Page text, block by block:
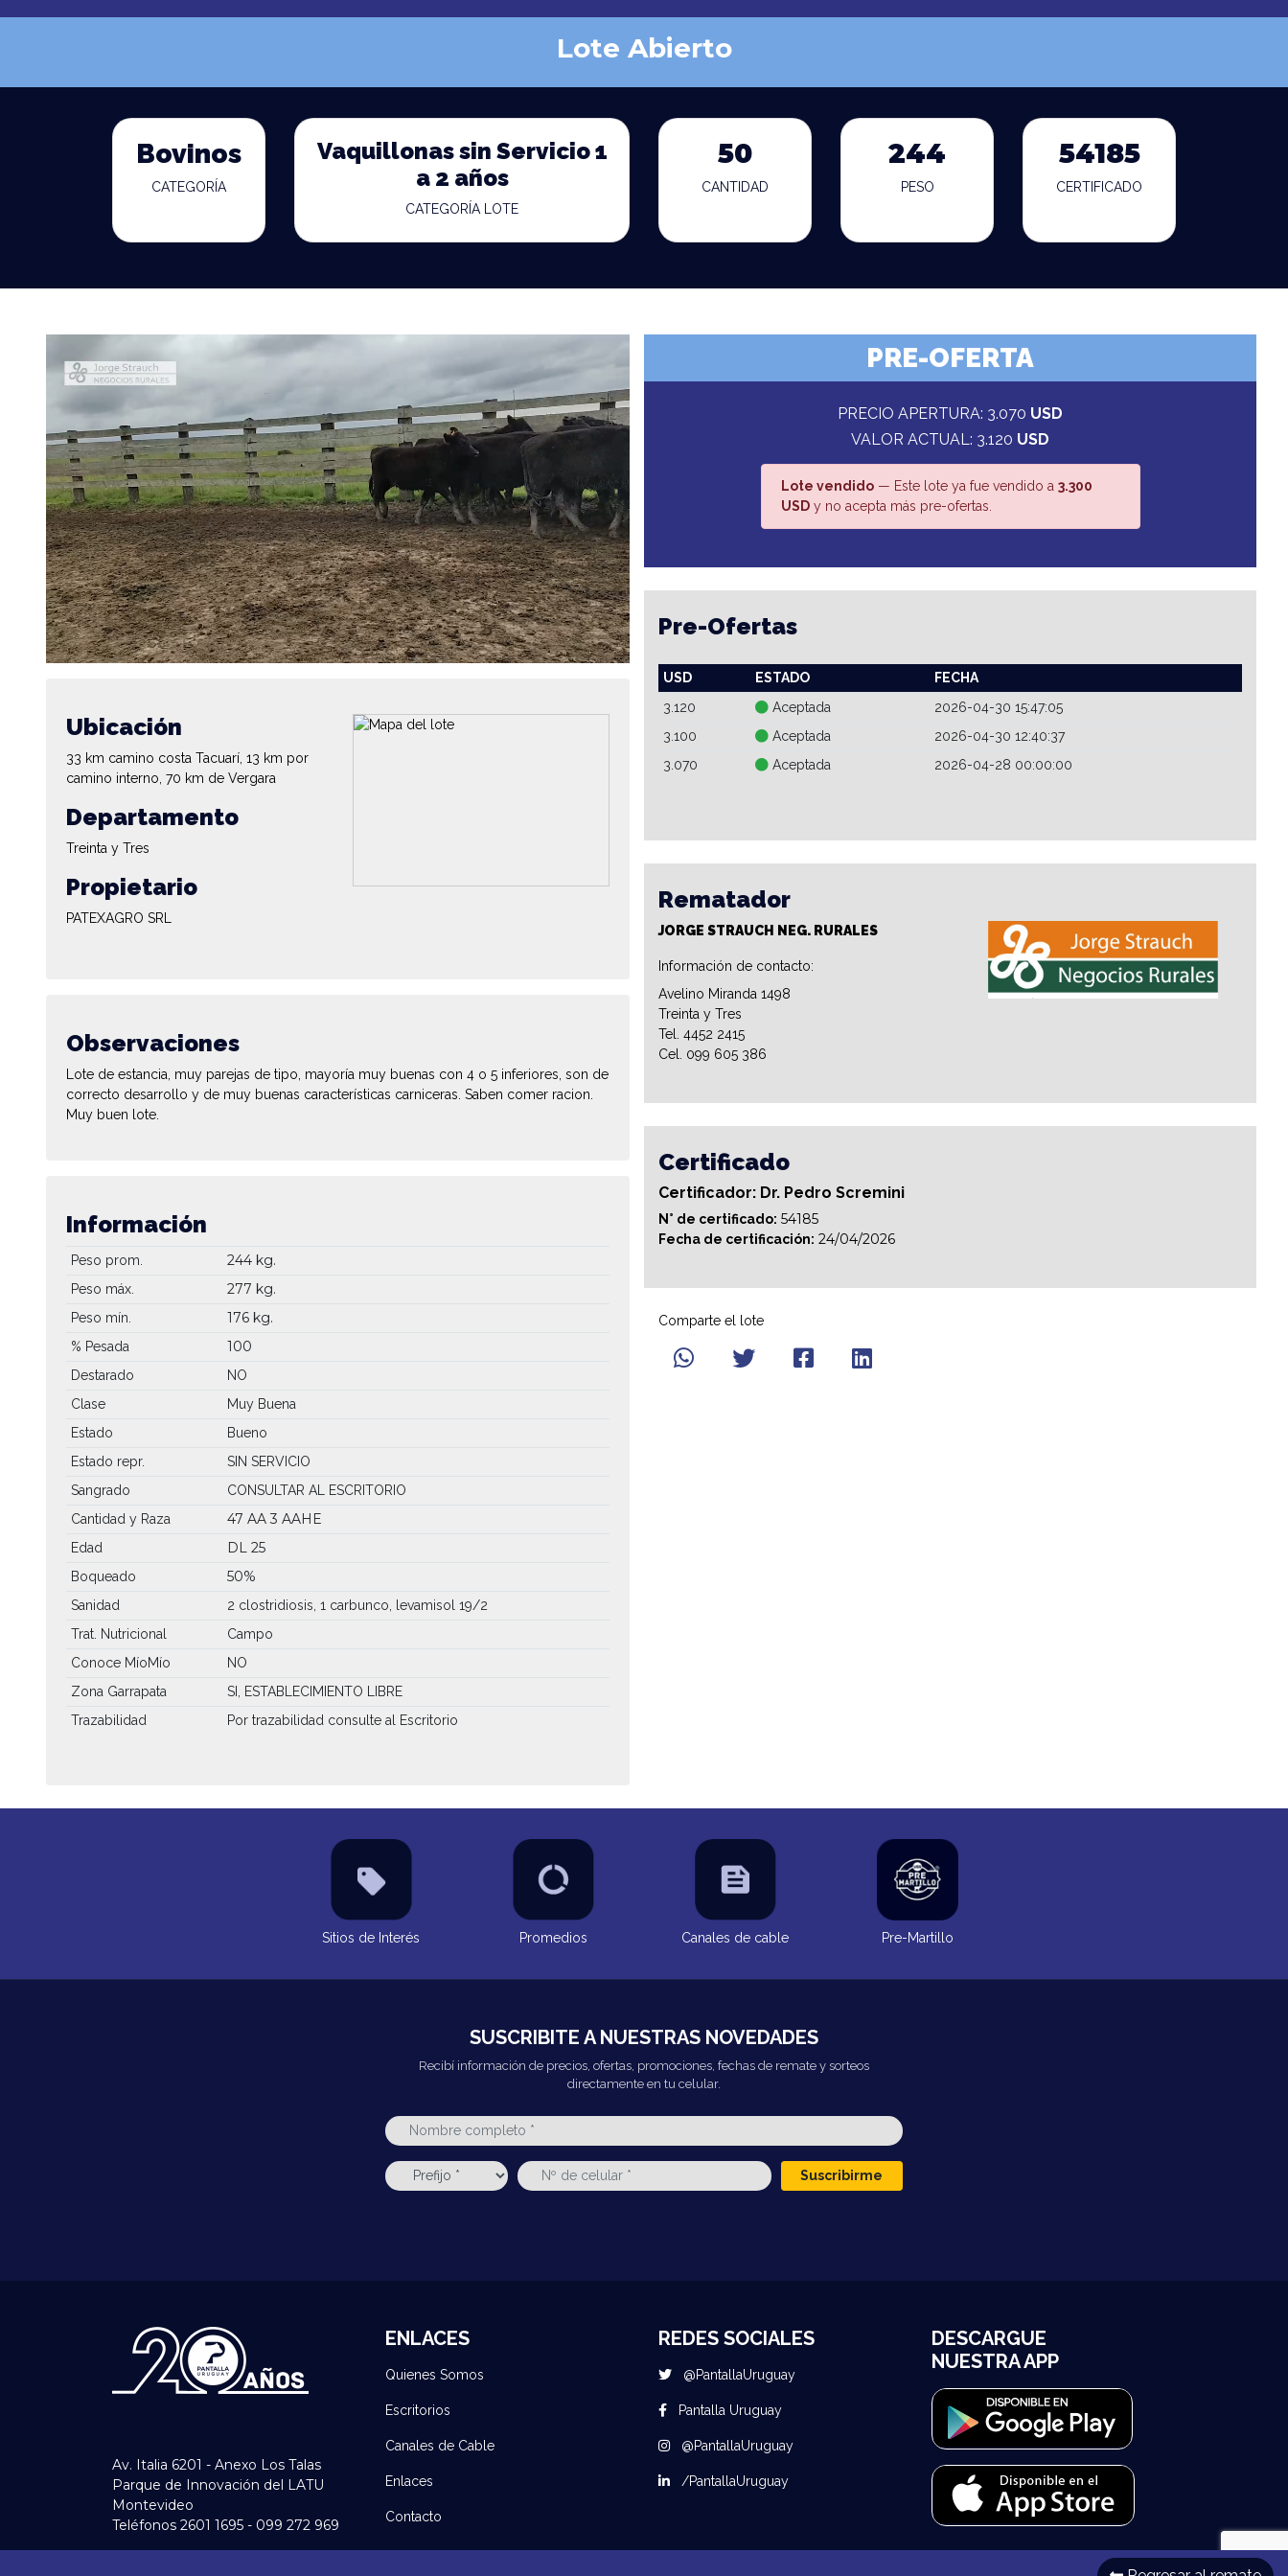
Lote Abierto
Bovinos
CATEGORÍA
Vaquillonas sin Servicio 1
a 2 años
CATEGORÍA LOTE
50
CANTIDAD
244
PESO
54185
CERTIFICADO
Ubicación
33 km camino costa Tacuarí, 13 km por
camino interno, 70 km de Vergara
Departamento
Treinta y Tres
Propietario
PATEXAGRO SRL
Observaciones
Lote de estancia, muy parejas de tipo, mayoría muy buenas con 4 o 5 inferiores, son de
correcto desarrollo y de muy buenas características carniceras. Saben comer racion.
Muy buen lote.
Información
Peso prom. 244 kg.
Peso máx. 277 kg.
Peso mín. 176 kg.
% Pesada 100
Destarado
NO
Clase
Muy Buena
Estado
Bueno
Estado repr.
SIN SERVICIO
Sangrado
CONSULTAR AL ESCRITORIO
Cantidad y Raza
47 AA 3 AAHE
Edad DL 25
Boqueado 50%
Sanidad
2 clostridiosis, 1 carbunco, levamisol 19/2
Trat. Nutricional
Campo
Conoce MíoMío
NO
Zona Garrapata
SI, ESTABLECIMIENTO LIBRE
Trazabilidad
Por trazabilidad consulte al Escritorio
PRE-OFERTA
PRECIO APERTURA: 3.070 USD
VALOR ACTUAL: 3.120 USD
Lote vendido— Este lote ya fue vendido a 3.300
USDy no acepta más pre-ofertas.
Pre-Ofertas
USD ESTADO
FECHA
3.120
Aceptada
2026-04-30 15:47:05
3.100
Aceptada
2026-04-30 12:40:37
3.070
Aceptada 2026-04-28 00:00:00
Rematador
JORGE STRAUCH NEG. RURALES
Información de contacto:
Avelino Miranda 1498
Treinta y Tres
Tel. 4452 2415
Cel. 099 605 386
Certificado
Certificador: Dr. Pedro Scremini
N° de certificado: 54185
Fecha de certificación: 24/04/2026
Comparte el lote
Sitios de Interés Promedios Canales de cable Pre-Martillo
SUSCRIBITE A NUESTRAS NOVEDADES
Recibí información de precios, ofertas, promociones, fechas de remate y sorteos
directamente en tu celular.
Suscribirme
Av. Italia 6201 - Anexo Los Talas
Parque de Innovación del LATU
Montevideo
Teléfonos 2601 1695 - 099 272 969
ENLACES
Quienes Somos
Escritorios
Canales de Cable
Enlaces
Contacto
REDES SOCIALES
@PantallaUruguay
Pantalla Uruguay
@PantallaUruguay
/PantallaUruguay
DESCARGUE
NUESTRA APP